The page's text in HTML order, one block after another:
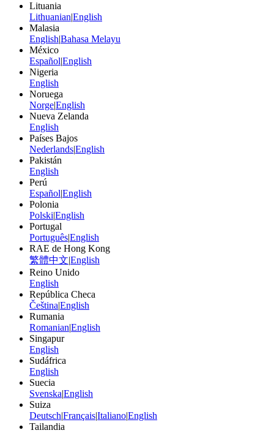
Lituania
Lithuanian|English
Malasia
English|Bahasa Melayu
México
Español|English
Nigeria
English
Noruega
Norge|English
Nueva Zelanda
English
Países Bajos
Nederlands|English
Pakistán
English
Perú
Español|English
Polonia
Polski|English
Portugal
Português|English
RAE de Hong Kong
繁體中文|English
Reino Unido
English
República Checa
Čeština|English
Rumania
Romanian|English
Singapur
English
Sudáfrica
English
Suecia
Svenska|English
Suiza
Deutsch|Français|Italiano|English
Tailandia